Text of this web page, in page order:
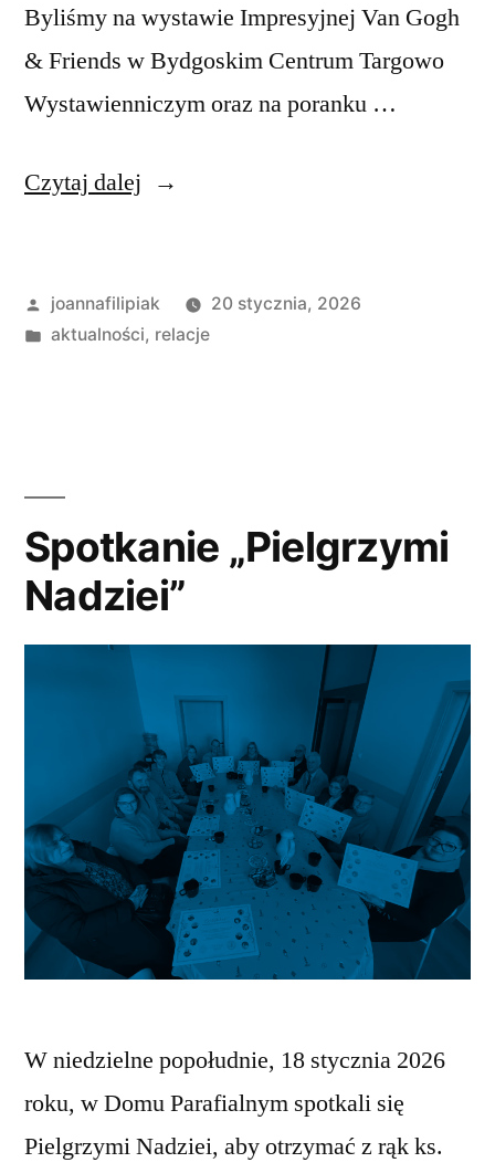
Byliśmy na wystawie Impresyjnej Van Gogh
& Friends w Bydgoskim Centrum Targowo
Wystawienniczym oraz na poranku …
Czytaj dalej „Co
seniorów
z
Oaza?”
Opublikowane
przez
joannafilipiak
20 stycznia, 2026
Opublikowano
aktualności, relacje
Spotkanie „Pielgrzymi
Nadziei”
W niedzielne popołudnie, 18 stycznia 2026
roku, w Domu Parafialnym spotkali się
Pielgrzymi Nadziei, aby otrzymać z rąk ks.